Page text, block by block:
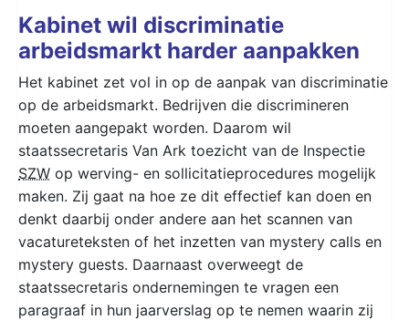
Kabinet wil discriminatie
arbeidsmarkt harder aanpakken
Het kabinet zet vol in op de aanpak van discriminatie
op de arbeidsmarkt. Bedrijven die discrimineren
moeten aangepakt worden. Daarom wil
staatssecretaris Van Ark toezicht van de Inspectie
SZW op werving- en sollicitatieprocedures mogelijk
maken. Zij gaat na hoe ze dit effectief kan doen en
denkt daarbij onder andere aan het scannen van
vacatureteksten of het inzetten van mystery calls en
mystery guests. Daarnaast overweegt de
staatssecretaris ondernemingen te vragen een
paragraaf in hun jaarverslag op te nemen waarin zij